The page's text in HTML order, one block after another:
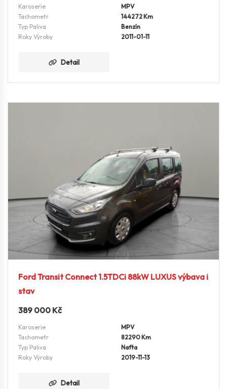
Karoserie
MPV
Tachometr
144272 Km
Typ Paliva
Benzín
Roky Výroby
2011-01-11
Detail
Ford Transit Connect 1.5TDCi 88kW LUXUS výbava i
stav
389 000 Kč
Karoserie
MPV
Tachometr
82290 Km
Typ Paliva
Nafta
Roky Výroby
2019-11-13
Detail